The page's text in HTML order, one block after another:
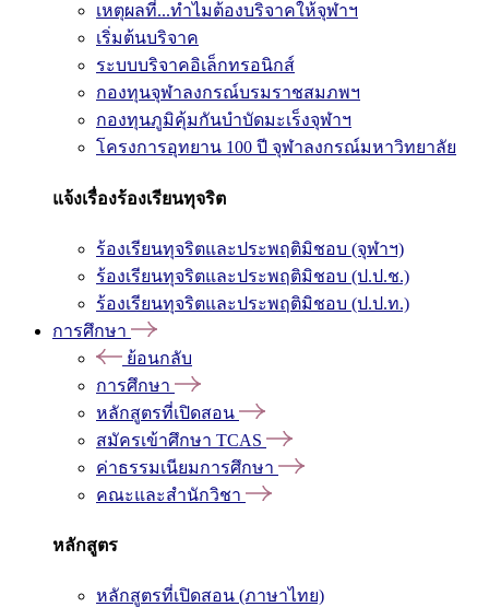
เหตุผลที่...ทำไมต้องบริจาคให้จุฬาฯ
เริ่มต้นบริจาค
ระบบบริจาคอิเล็กทรอนิกส์
กองทุนจุฬาลงกรณ์บรมราชสมภพฯ
กองทุนภูมิคุ้มกันบำบัดมะเร็งจุฬาฯ
โครงการอุทยาน 100 ปี จุฬาลงกรณ์มหาวิทยาลัย
แจ้งเรื่องร้องเรียนทุจริต
ร้องเรียนทุจริตและประพฤติมิชอบ (จุฬาฯ)
ร้องเรียนทุจริตและประพฤติมิชอบ (ป.ป.ช.)
ร้องเรียนทุจริตและประพฤติมิชอบ (ป.ป.ท.)
การศึกษา
ย้อนกลับ
การศึกษา
หลักสูตรที่เปิดสอน
สมัครเข้าศึกษา TCAS
ค่าธรรมเนียมการศึกษา
คณะและสำนักวิชา
หลักสูตร
หลักสูตรที่เปิดสอน (ภาษาไทย)